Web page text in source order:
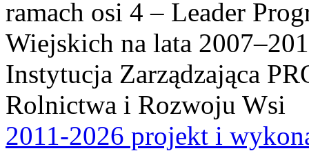
ramach osi 4 – Leader
Wiejskich na lata
Instytucja Zarządzająca
Rolnictwa i Rozwoju Wsi
2011-2026 projekt i